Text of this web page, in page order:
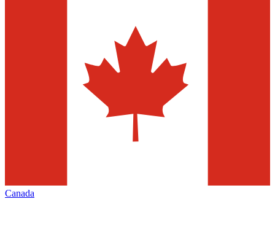
Canada